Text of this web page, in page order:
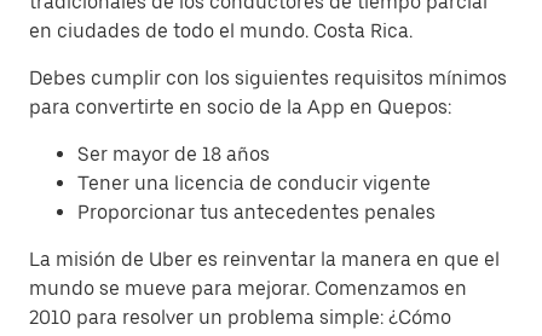
en ciudades de todo el mundo. Costa Rica.
Debes cumplir con los siguientes requisitos mínimos
para convertirte en socio de la App en Quepos:
Ser mayor de 18 años
Tener una licencia de conducir vigente
Proporcionar tus antecedentes penales
La misión de Uber es reinventar la manera en que el
mundo se mueve para mejorar. Comenzamos en
2010 para resolver un problema simple: ¿Cómo